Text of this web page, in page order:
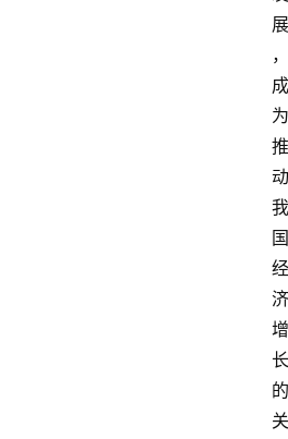
展
，
成
为
推
动
我
国
经
济
增
长
的
关